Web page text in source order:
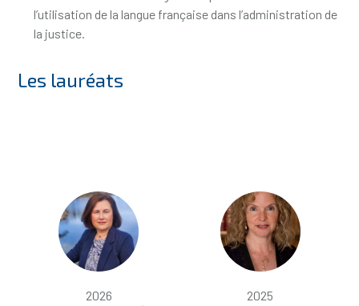
l’utilisation de la langue française dans l’administration de
la justice.
Les lauréats
2026 2025